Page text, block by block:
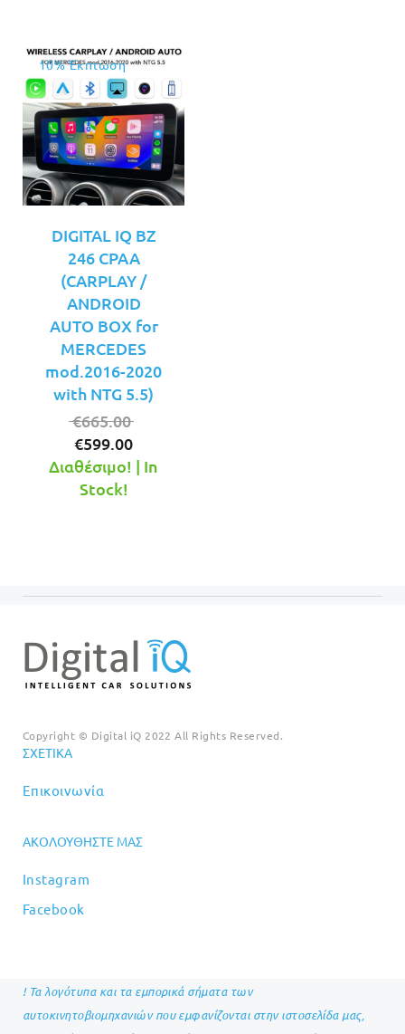
10% Έκπτωση
DIGITAL IQ BZ
246 CPAA
(CARPLAY /
ANDROID
AUTO BOX for
MERCEDES
mod.2016-2020
with NTG 5.5)
€665.00
was:
€599.00
τρέχουσα
Διαθέσιμο! | In
Stock!
Copyright © Digital iQ 2022 All Rights Reserved.
ΣΧΕΤΙΚΆ
Επικοινωνία
ΑΚΟΛΟΥΘΉΣΤΕ ΜΑΣ
Instagram
Facebook
! Τα λογότυπα και τα εμπορικά σήματα των
αυτοκινητοβιομηχανιών που εμφανίζονται στην ιστοσελίδα μας,